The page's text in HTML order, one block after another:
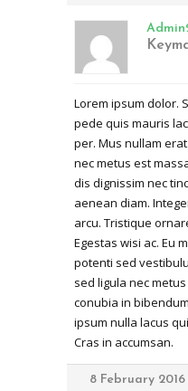
Lorem ipsum dolor.
pede quis mauris
per. Mus nullam
nec metus est
dis dignissim nec
aenean diam.
arcu. Tristique
Egestas wisi ac. Eu
potenti sed
sed ligula nec
conubia in
ipsum nulla lacus
Cras in accumsan.
8 February